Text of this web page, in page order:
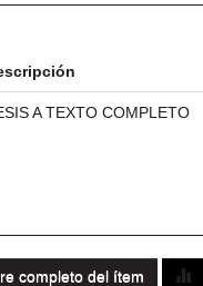
A TEXTO COMPLETO
completo del ítem